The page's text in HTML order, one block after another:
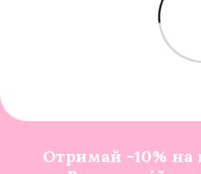
Отримай -10% на